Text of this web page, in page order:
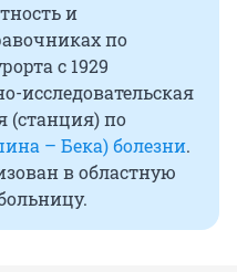
и
по
с 1929
исследовательская
(станция) по
– Бека) болезни.
в областную